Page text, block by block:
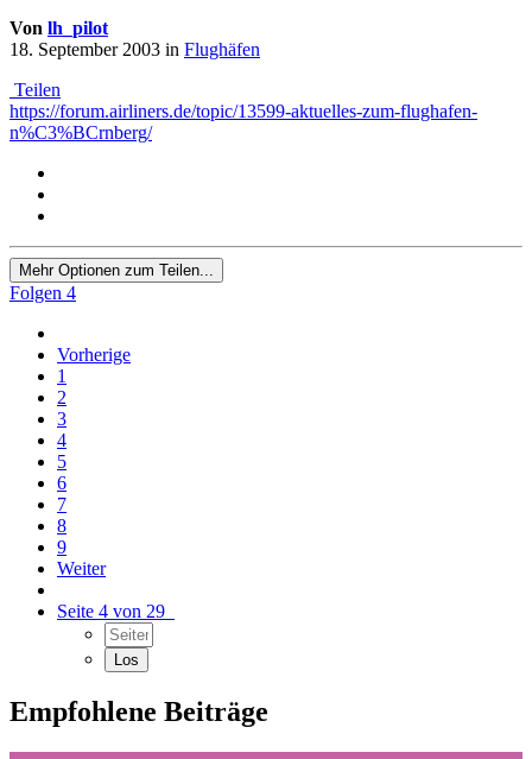
Von lh_pilot
18. September 2003 in Flughäfen
Teilen
https://forum.airliners.de/topic/13599-aktuelles-zum-flughafen-
n%C3%BCrnberg/
Mehr Optionen zum Teilen...
Folgen 4
Vorherige
1
2
3
4
5
6
7
8
9
Weiter
Seite 4 von 29
Empfohlene Beiträge